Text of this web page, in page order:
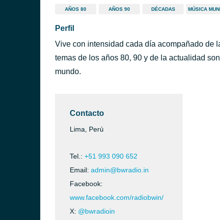
AÑOS 80 AÑOS 90 DÉCADAS MÚSICA
Perfil
Vive con intensidad cada día acompañado de
temas de los años 80, 90 y de la actualidad
mundo.
Contacto
Lima, Perú
Tel.: +51 993 090 652
Email: admin@bwradio.in
Facebook:
www.facebook.com/radiobwin/
X: @bwradioin